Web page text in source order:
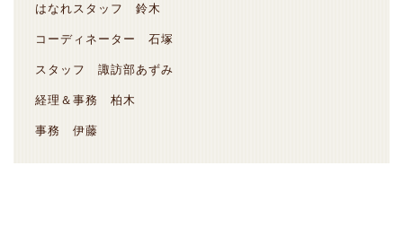
はなれスタッフ 鈴木
コーディネーター 石塚
スタッフ 諏訪部あずみ
経理＆事務 柏木
事務 伊藤